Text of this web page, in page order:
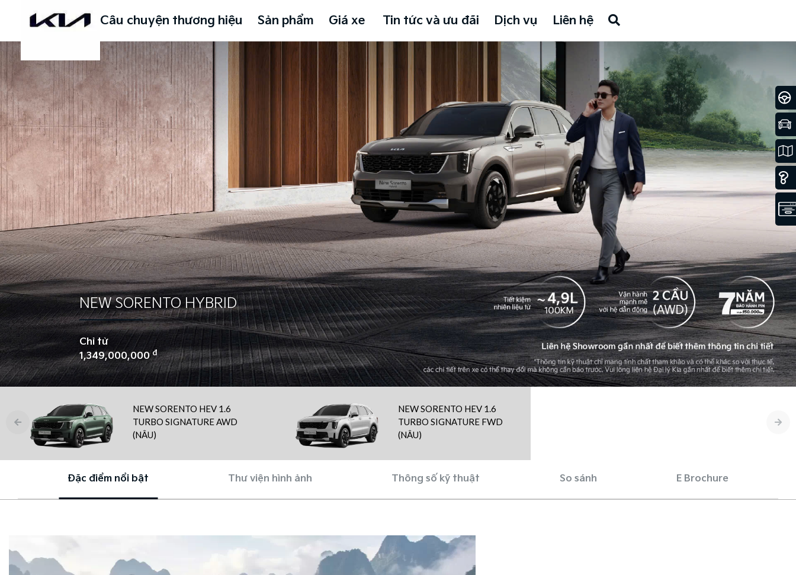
Câu chuyện thương hiệu Sản phẩm Giá xe Tin tức và ưu đãi Dịch vụ Liên hệ
NEW SORENTO HYBRID
Chỉ từ
1,349,000,000đ
NEW SORENTO HEV 1.6
TURBO SIGNATURE AWD
(NÂU)
NEW SORENTO HEV 1.6
TURBO SIGNATURE FWD
(NÂU)
Đặc điểm nổi bật Thư viện hình ảnh Thông số kỹ thuật So sánh E Brochure